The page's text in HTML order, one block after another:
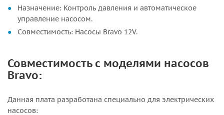
Назначение: Контроль давления и автоматическое
управление насосом.
Совместимость: Насосы Bravo 12V.
Совместимость с моделями насосов
Bravo:
Данная плата разработана специально для электрических
насосов: